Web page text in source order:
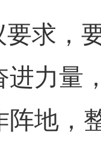
要求，
进力量
阵地，